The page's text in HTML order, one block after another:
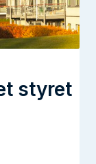
styret